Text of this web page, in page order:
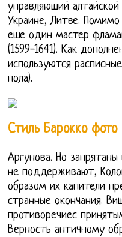
управляющий
Украине, Литве. Помимо
еще один мастер
(1599-1641). Как
используются
пола).
Стиль Барокко фото
Аргунова. Но
не поддерживают,
образом их капители
странные окончания.
противоречиес
Верность античному